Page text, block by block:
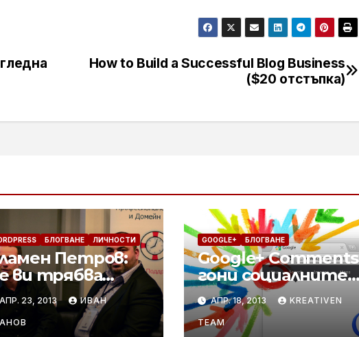
How to Build a Successful Blog Business
($20 отстъпка)
БЛОГВАНЕ ЛИЧНОСТИ
Петров:
ви трябва
награда,
да станете
блогър!
АПР. 23, 2013 ИВАН
GOOGLE+ БЛОГВАНЕ
Google+ Comments
гони социалните
коментари на
Facebook
АПР. 18, 2013 KREATIVEN
TEAM